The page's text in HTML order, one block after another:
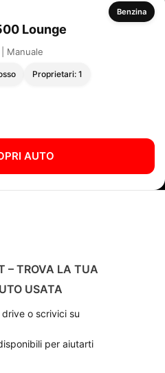
Benzina
Lounge
Manuale
Proprietari: 1
AUTO
– TROVA LA TUA
USATA
o scrivici su
per aiutarti